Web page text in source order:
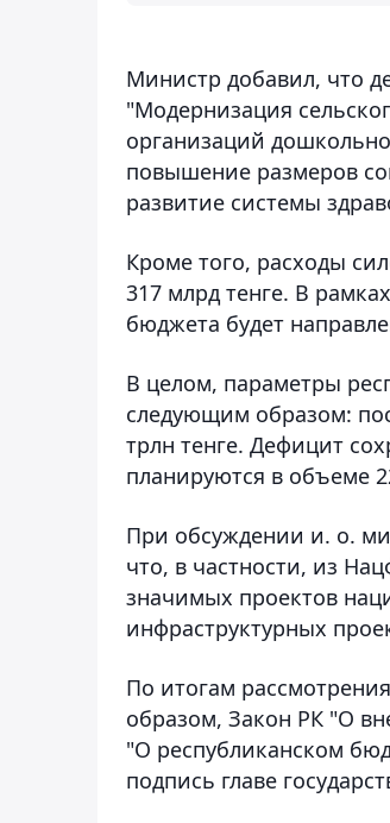
Министр добавил, что
"Модернизация
организаций
повышение размеров
развитие системы
Кроме того, расходы
317 млрд тенге. В
бюджета будет
В целом, параметры
следующим образом:
трлн тенге. Дефицит
планируются в объеме
При обсуждении и. о.
что, в частности, из
значимых проектов
инфраструктурных
По итогам
образом, Закон РК "О
"О республиканском
подпись главе